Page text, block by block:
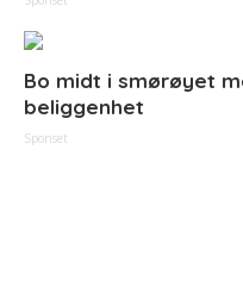
Bo midt i smørøyet
beliggenhet
Sponset